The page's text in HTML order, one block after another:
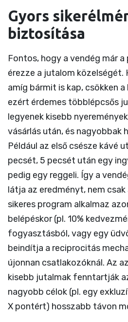
Gyors
biztosítása
Fontos, hogy a vendég már a
érezze a jutalom közelségét.
amíg bármit is kap, csökken a
ezért érdemes többlépcsős
legyenek kisebb
vásárlás után, és nagyobbak
Például az első csésze kávé
pecsét, 5 pecsét után egy
pedig egy reggeli. Így a
látja az eredményt, nem
sikeres program alkalmaz
belépéskor (pl. 10%
fogyasztásból, vagy egy
beindítja a reciprocitás
újonnan csatlakozóknál. Az
kisebb jutalmak fenntartják
nagyobb célok (pl. egy
X pontért) hosszabb távon